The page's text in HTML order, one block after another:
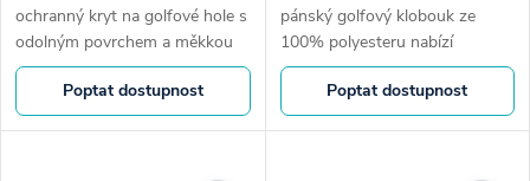
ochranný kryt na golfové hole s
odolným povrchem a měkkou
vnitřní podšívkou. Spolehlivě
chrání driver, fairway nebo
hybrid během přepravy i
Poptat dostupnost
pánský golfový klobouk ze
100% polyesteru nabízí
celokruhovou krempu pro
ochranu před sluncem a lehkou
konstrukci pro pohodlí při
Poptat dostupnost